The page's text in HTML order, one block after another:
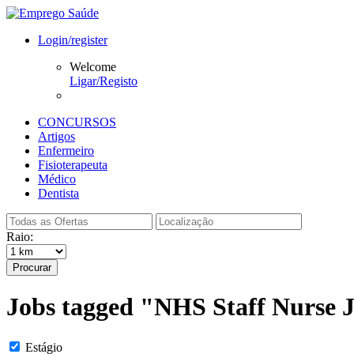
Login/register
Welcome
Ligar/Registo
CONCURSOS
Artigos
Enfermeiro
Fisioterapeuta
Médico
Dentista
Raio:
Procurar
Jobs tagged "NHS Staff Nurse
Estágio